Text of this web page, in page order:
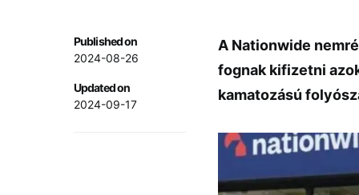
Published on
2024-08-26
Updated on
2024-09-17
A Nationwide
fognak kifizetni
kamatozású